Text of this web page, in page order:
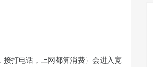
打电话，上网都算消费）会进入宽